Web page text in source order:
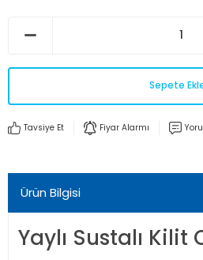
Sepete
Tavsiye Et Fiyar Alarmı
Ürün Bilgisi
Yaylı Sustalı